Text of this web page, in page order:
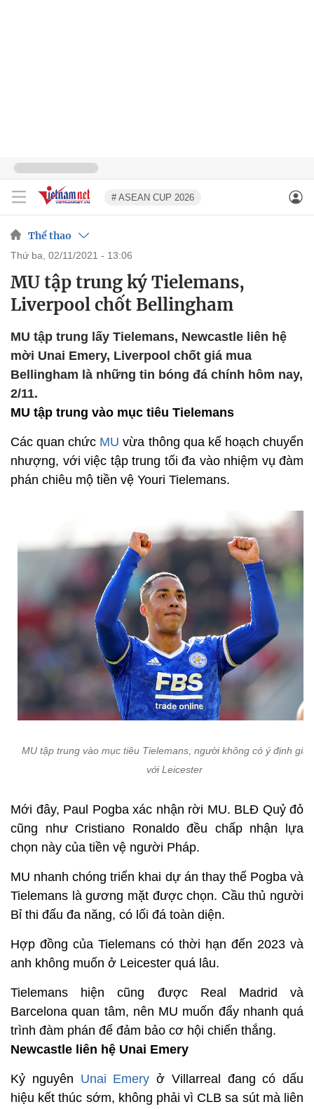
# ASEAN CUP 2026
Thể thao
thứ ba, 02/11/2021 - 13:06
MU tập trung ký Tielemans,
Liverpool chốt Bellingham
MU tập trung lấy Tielemans, Newcastle liên hệ
mời Unai Emery, Liverpool chốt giá mua
Bellingham là những tin bóng đá chính hôm nay,
2/11.
MU tập trung vào mục tiêu Tielemans
Các quan chức MU vừa thông qua kế hoạch chuyển
nhượng, với việc tập trung tối đa vào nhiệm vụ đàm
phán chiêu mộ tiền vệ Youri Tielemans.
MU tập trung vào mục tiêu Tielemans, người không có ý định gia
với Leicester
Mới đây, Paul Pogba xác nhận rời MU. BLĐ Quỷ đỏ
cũng như Cristiano Ronaldo đều chấp nhận lựa
chọn này của tiền vệ người Pháp.
MU nhanh chóng triển khai dự án thay thế Pogba và
Tielemans là gương mặt được chọn. Cầu thủ người
Bỉ thi đấu đa năng, có lối đá toàn diện.
Hợp đồng của Tielemans có thời hạn đến 2023 và
anh không muốn ở Leicester quá lâu.
Tielemans hiện cũng được Real Madrid và
Barcelona quan tâm, nên MU muốn đẩy nhanh quá
trình đàm phán để đảm bảo cơ hội chiến thắng.
Newcastle liên hệ Unai Emery
Kỷ nguyên Unai Emery ở Villarreal đang có dấu
hiệu kết thúc sớm, không phải vì CLB sa sút mà liên